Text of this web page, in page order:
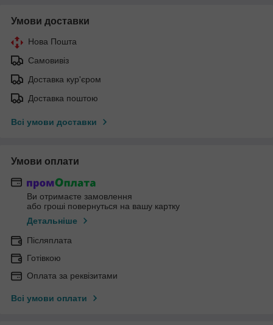
Умови доставки
Нова Пошта
Самовивіз
Доставка кур'єром
Доставка поштою
Всі умови доставки
Умови оплати
Ви отримаєте замовлення
або гроші повернуться на вашу картку
Детальніше
Післяплата
Готівкою
Оплата за реквізитами
Всі умови оплати